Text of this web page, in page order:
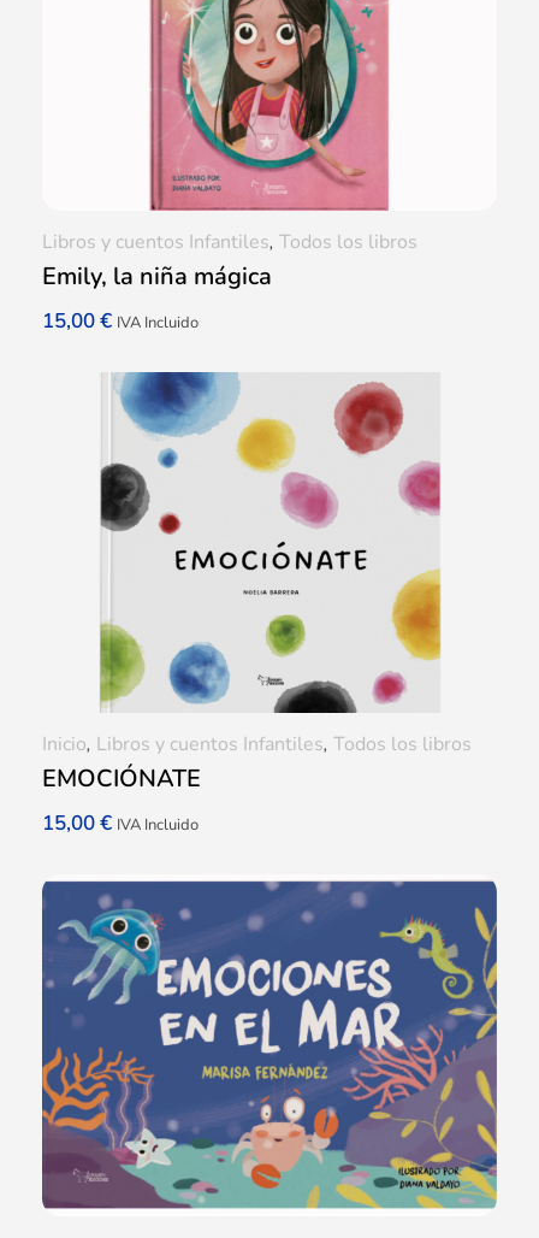
Emily, la niña mágica
15,00€ IVA Incluido
Libros y cuentos Infantiles, Todos los libros
EMOCIÓNATE
15,00€ IVA Incluido
Inicio, Libros y cuentos Infantiles, Todos los libros